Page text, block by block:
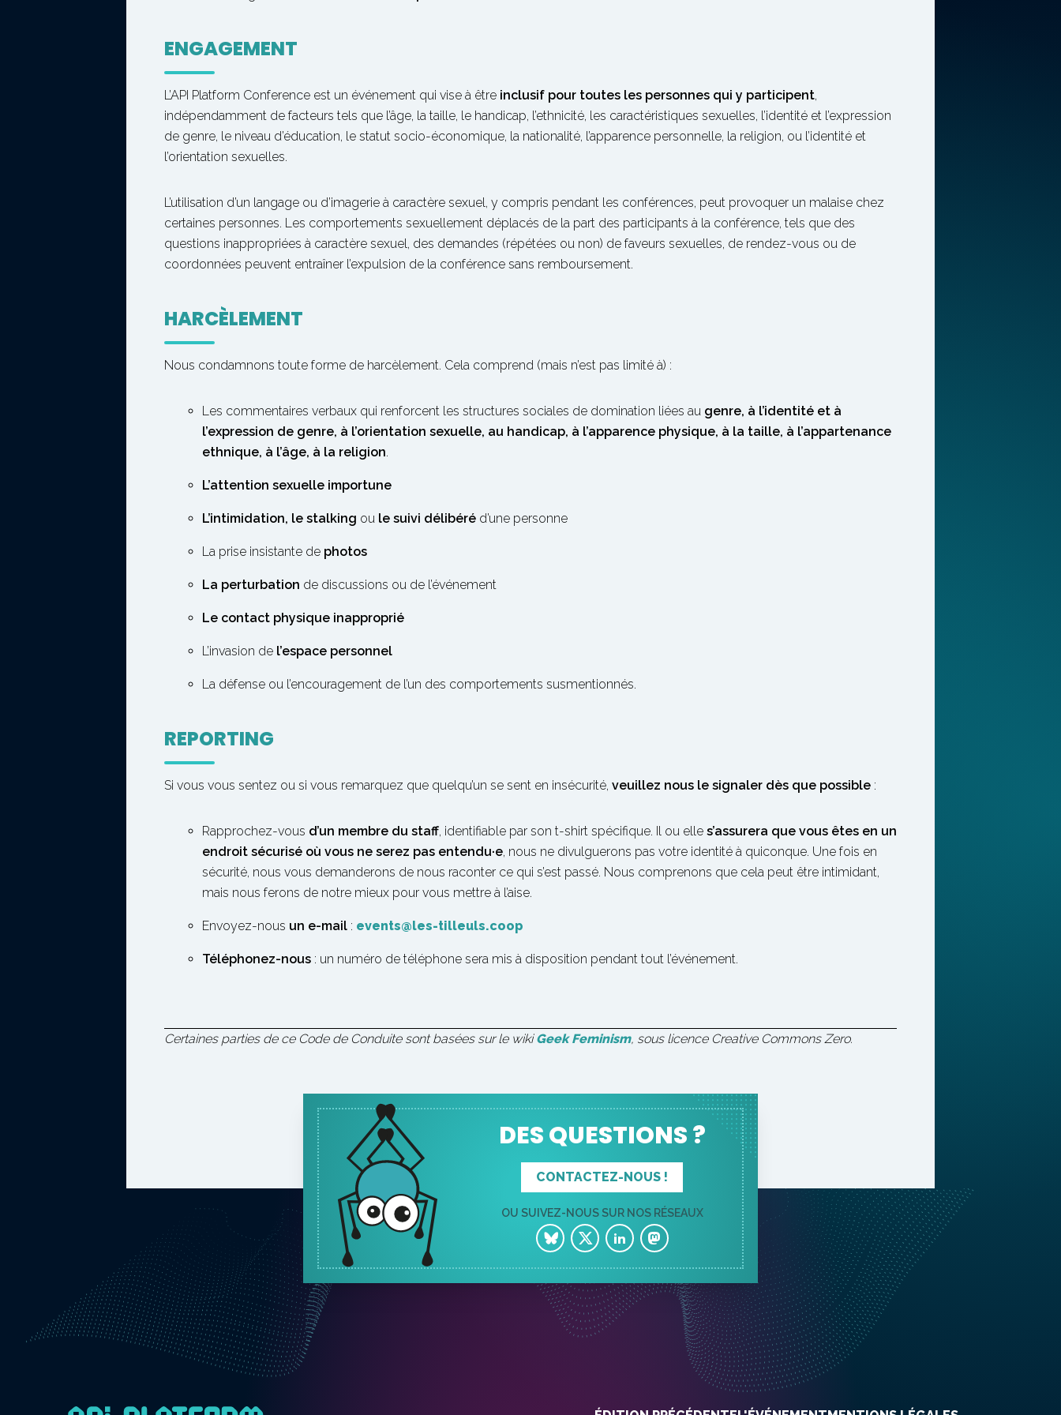
ENGAGEMENT
L’API Platform Conference est un événement qui vise à être inclusif pour toutes les personnes qui y participent,
indépendamment de facteurs tels que l’âge, la taille, le handicap, l’ethnicité, les caractéristiques sexuelles, l’identité et l’expression
de genre, le niveau d’éducation, le statut socio-économique, la nationalité, l’apparence personnelle, la religion, ou l’identité et
l’orientation sexuelles.
L’utilisation d’un langage ou d’imagerie à caractère sexuel, y compris pendant les conférences, peut provoquer un malaise chez
certaines personnes. Les comportements sexuellement déplacés de la part des participants à la conférence, tels que des
questions inappropriées à caractère sexuel, des demandes (répétées ou non) de faveurs sexuelles, de rendez-vous ou de
coordonnées peuvent entraîner l’expulsion de la conférence sans remboursement.
HARCÈLEMENT
Nous condamnons toute forme de harcèlement. Cela comprend (mais n’est pas limité à) :
Les commentaires verbaux qui renforcent les structures sociales de domination liées au genre, à l’identité et à
l’expression de genre, à l’orientation sexuelle, au handicap, à l’apparence physique, à la taille, à l’appartenance
ethnique, à l’âge, à la religion.
L’attention sexuelle importune
L’intimidation, le stalking ou le suivi délibéré d’une personne
La prise insistante de photos
La perturbation de discussions ou de l’événement
Le contact physique inapproprié
L’invasion de l’espace personnel
La défense ou l’encouragement de l’un des comportements susmentionnés.
REPORTING
Si vous vous sentez ou si vous remarquez que quelqu’un se sent en insécurité, veuillez nous le signaler dès que possible :
Rapprochez-vous d’un membre du staff, identifiable par son t-shirt spécifique. Il ou elle s’assurera que vous êtes en un
endroit sécurisé où vous ne serez pas entendu·e, nous ne divulguerons pas votre identité à quiconque. Une fois en
sécurité, nous vous demanderons de nous raconter ce qui s’est passé. Nous comprenons que cela peut être intimidant,
mais nous ferons de notre mieux pour vous mettre à l’aise.
Envoyez-nous un e-mail : events@les-tilleuls.coop
Téléphonez-nous : un numéro de téléphone sera mis à disposition pendant tout l’événement.
Certaines parties de ce Code de Conduite sont basées sur le wikiGeek Feminism, sous licence Creative Commons Zero.
DES QUESTIONS ?
CONTACTEZ-NOUS !
OU SUIVEZ-NOUS SUR NOS RÉSEAUX